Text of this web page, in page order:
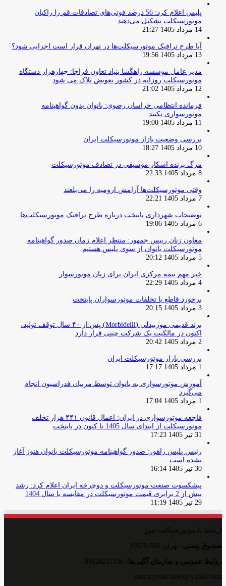
پلیس اعلام کرد: 56 درصد فوتی‌های تصادفات قم را راکبان
موتورسیکلت تشکیل می‌دهند
14 مرداد 1405 21:27
آیا طرح ترافیک موتورسیکلت‌ها در تهران قرار است اجرایی شود؟
13 مرداد 1405 19:56
مدیر عامل موسسه راهگشا بنیاد تعاون فراجا: چهارهزار دستگاه
موتورسیکلت روزانه در کشور تعویض پلاک می شود
12 مرداد 1405 21:02
فرمانده انتظامی خراسان رضوی: بانوان بدون گواهینامه
موتورسواری نکنند
11 مرداد 1405 19:00
بررسی وضعیت بازار موتورسیکلت ایران
10 مرداد 1405 18:27
مرگ برنده اسکار موسیقی در تصادف موتورسیکلت
8 مرداد 1405 22:33
وقتی موتورسیکلت‌ها آرامش ارومیه را می‌بلعند
7 مرداد 1405 22:21
توضیحات شهرداری پایتخت درباره طرح ترافیک موتورسیکلت‌ها
6 مرداد 1405 19:06
معاون زنان رییس جمهور: منتظر اعلام زمان صدور گواهینامه
موتورسیکلت بانوان از سوی پلیس هستیم
5 مرداد 1405 20:12
خبر مهم بیمه مرکزی ایران برای زنان موتورسوار
4 مرداد 1405 22:29
برخورد قاطع با تخلفات موتورسواران پایتخت
3 مرداد 1405 20:15
برند قدیمی موربیدلی (Morbidelli) پس از ۴۰ سال توقف تولید،
اکنون در مالکیت یک شرکت چینی قرار دارد
2 مرداد 1405 20:42
بررسی بازار موتورسیکلت ایران
1 مرداد 1405 17:17
آموزش موتورسواری به بانوان توسط مربیان فدراسیون انجام
می‌گیرد
1 مرداد 1405 17:04
فاجعه موتورسواری در ایران: اعمال قانون ۴۴۱ هزار تخلف
موتورسیکلت از ابتدای سال 1405 تا کنون در پایتخت
31 تیر 1405 17:23
رئیس پلیس راهور: صدور گواهینامه موتورسیکلت بانوان هنوز آغاز
نشده است
30 تیر 1405 16:14
پیشکسوت صنعت موتورسیکلت و دوچرخه ایران اعلام کرد: رشد
بیش از 2 برابری قیمت موتورسیکلت در مقایسه با سال 1404
29 تیر 1405 11:19
ارتباط با موتورسیکلت نیوز
صندوق پستی: تهران 565-19575
روایط عمومی و سازمان آگهی‌ها:
motorcyclet.news@yahoo.com